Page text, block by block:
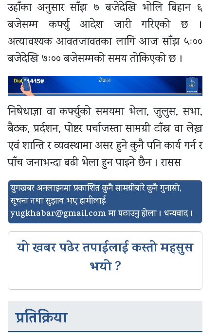
उहाँका अनुसार साँझ ७ बजेदेखि भोलि बिहान ६
बजेसम्म कर्फ्यु आदेश जारी गरिएको छ ।
अत्यावश्यक आवतजावतका लागि आज साँझ ५ः००
बजेदेखि ७ः०० बजेसम्मको समय तोकिएको छ ।
निषेधाज्ञा वा कर्फ्युको समयमा भेला, जुलुस, सभा,
बैठक, प्रर्दशन, पोष्टर पर्चाजस्ता सामग्री टाँस्न वा लेख्न
एवं शान्ति र व्यवस्थामा असर हुने कुनै पनि कार्य गर्न र
पाँच जनाभन्दा बढी भेला हुन पाइने छैन । रासस
युगखबर अनलाइनमा प्रकाशित कुनै सामग्रीबारे कुनै गुनासो,
सूचना तथा सुझाव भए हामीलाई
yugkhabar@gmail.comमा पठाउनु होला । धन्यवाद ।
यो खबर पढेर तपाईलाई कस्तो महसुस
भयो ?
प्रतिक्रिया